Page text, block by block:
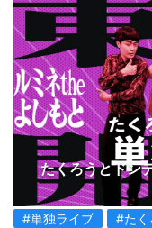
たくろうとドン
#単独ライブ #たく